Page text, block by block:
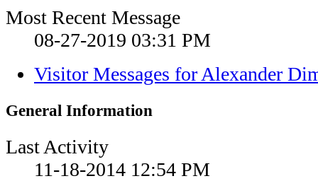
Most Recent Message
08-27-2019 03:31 PM
Visitor Messages for Alexander
General Information
Last Activity
11-18-2014 12:54 PM